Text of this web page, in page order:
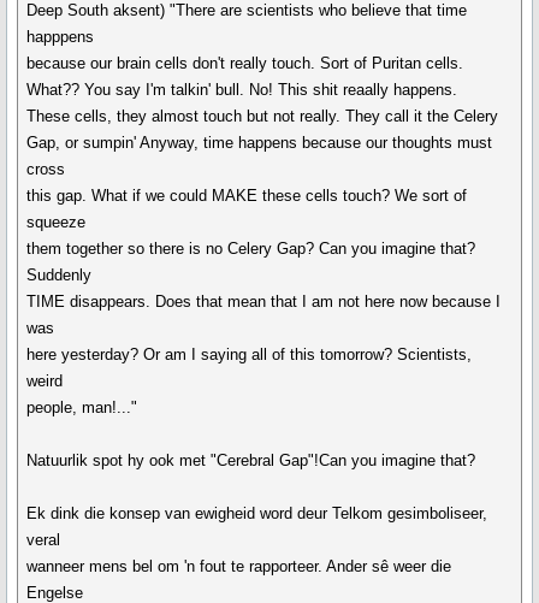
Deep South aksent) "There are scientists who believe that time
happpens
because our brain cells don't really touch. Sort of Puritan cells.
What?? You say I'm talkin' bull. No! This shit reaally happens.
These cells, they almost touch but not really. They call it the Celery
Gap, or sumpin' Anyway, time happens because our thoughts must
cross
this gap. What if we could MAKE these cells touch? We sort of
squeeze
them together so there is no Celery Gap? Can you imagine that?
Suddenly
TIME disappears. Does that mean that I am not here now because I
was
here yesterday? Or am I saying all of this tomorrow? Scientists,
weird
people, man!..."
Natuurlik spot hy ook met "Cerebral Gap"!Can you imagine that?
Ek dink die konsep van ewigheid word deur Telkom gesimboliseer,
veral
wanneer mens bel om 'n fout te rapporteer. Ander sê weer die
Engelse